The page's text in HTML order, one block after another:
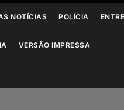
NOTÍCIAS POLÍCIA
VERSÃO IMPRESSA